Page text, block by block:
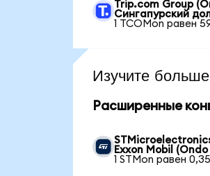
Trip.com Group
Сингапурский
1 TCOMon равен
Изучите
Расширенные
Exxon Mobil
1 STMon равен